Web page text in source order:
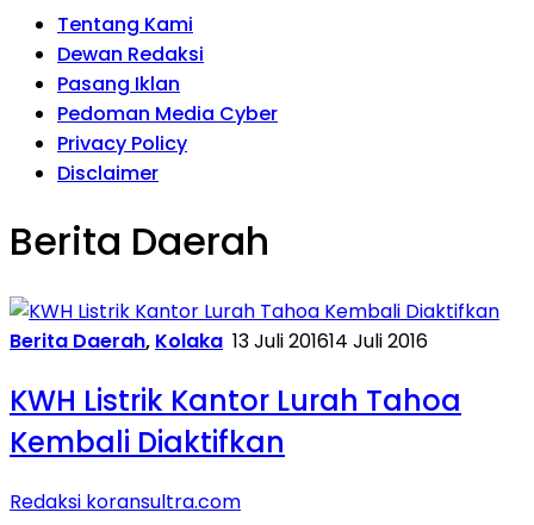
Tentang Kami
Dewan Redaksi
Pasang Iklan
Pedoman Media Cyber
Privacy Policy
Disclaimer
Berita Daerah
Berita Daerah, Kolaka 13 Juli 201614 Juli 2016
KWH Listrik Kantor Lurah Tahoa
Kembali Diaktifkan
Redaksi koransultra.com